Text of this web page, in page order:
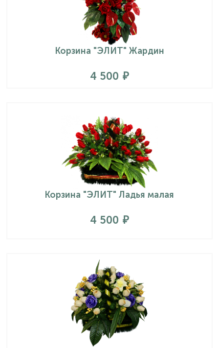
Корзина "ЭЛИТ" Жардин
4 500
Корзина "ЭЛИТ" Ладья малая
4 500